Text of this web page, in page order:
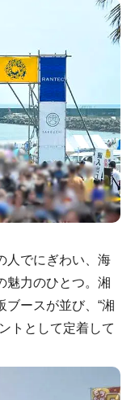
人でにぎわい、海
魅力のひとつ。湘
ースが並び、“湘
トとして定着して